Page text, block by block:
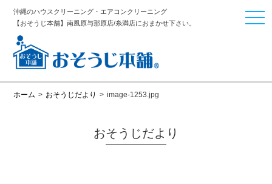
沖縄のハウスクリーニング・エアコンクリーニング
【おそうじ本舗】南風原与那原店/糸満店におまかせ下さい。
ホーム > おそうじだより > image-1253.jpg
おそうじだより